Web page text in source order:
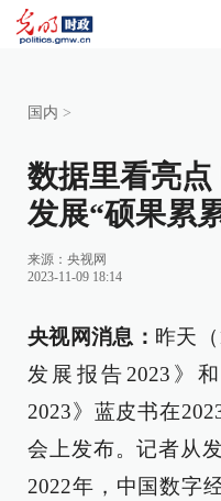
国内 >
数据里看亮
发展“硕果累
来源： 央视网
2023-11-09 18:14
央视网消息： 昨天
发展报告2023》
2023》蓝皮书在
会上发布。记者从
2022年，中国数字